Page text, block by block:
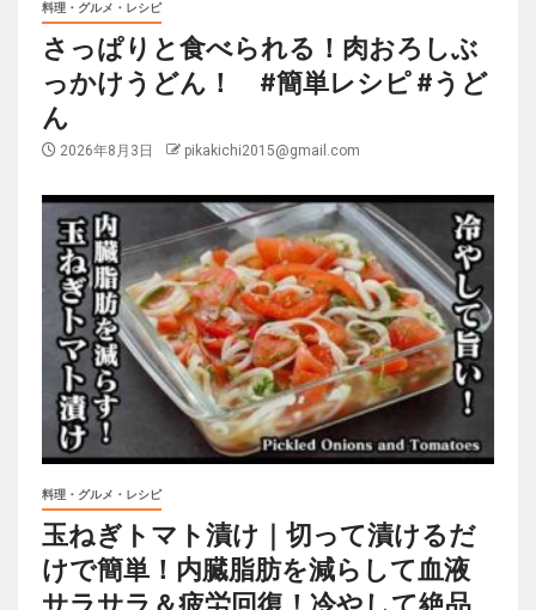
料理・グルメ・レシピ
さっぱりと食べられる！肉おろしぶ
っかけうどん！ #簡単レシピ #うど
ん
2026年8月3日 pikakichi2015@gmail.com
料理・グルメ・レシピ
玉ねぎトマト漬け｜切って漬けるだ
けで簡単！内臓脂肪を減らして血液
サラサラ＆疲労回復！冷やして絶品